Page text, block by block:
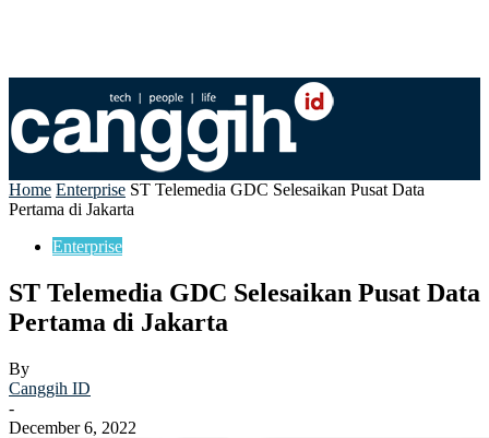
Home Enterprise ST Telemedia GDC Selesaikan Pusat Data
Pertama di Jakarta
Enterprise
ST Telemedia GDC Selesaikan Pusat Data
Pertama di Jakarta
By
Canggih ID
-
December 6, 2022